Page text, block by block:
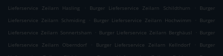
Lieferservice Zeilarn Hasling
. Burger Lieferservice Zeilarn Schildthurn .
Burger
Lieferservice Zeilarn Schmiding
. Burger Lieferservice Zeilarn Hochwimm . Burger
Lieferservice Zeilarn Sonnertsham
. Burger Lieferservice Zeilarn Berghäusl . Burger
Lieferservice Zeilarn Oberndorf
. Burger Lieferservice Zeilarn Kellndorf .
Burger